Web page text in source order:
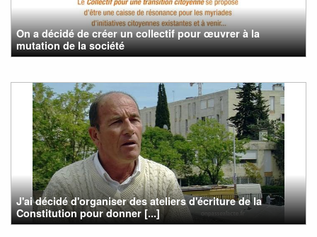
On a décidé de créer un collectif pour œuvrer à la
mutation de la société
J'ai décidé d'organiser des ateliers d'écriture de la
Constitution pour donner [...]